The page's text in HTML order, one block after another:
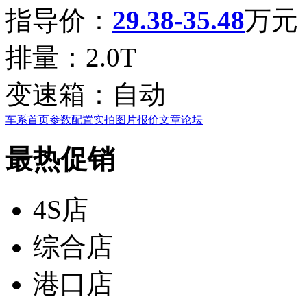
指导价： 29.38-35.48万元
排量： 2.0T
变速箱： 自动
车系首页参数配置实拍图片报价文章论坛
最热促销
4S店
综合店
港口店